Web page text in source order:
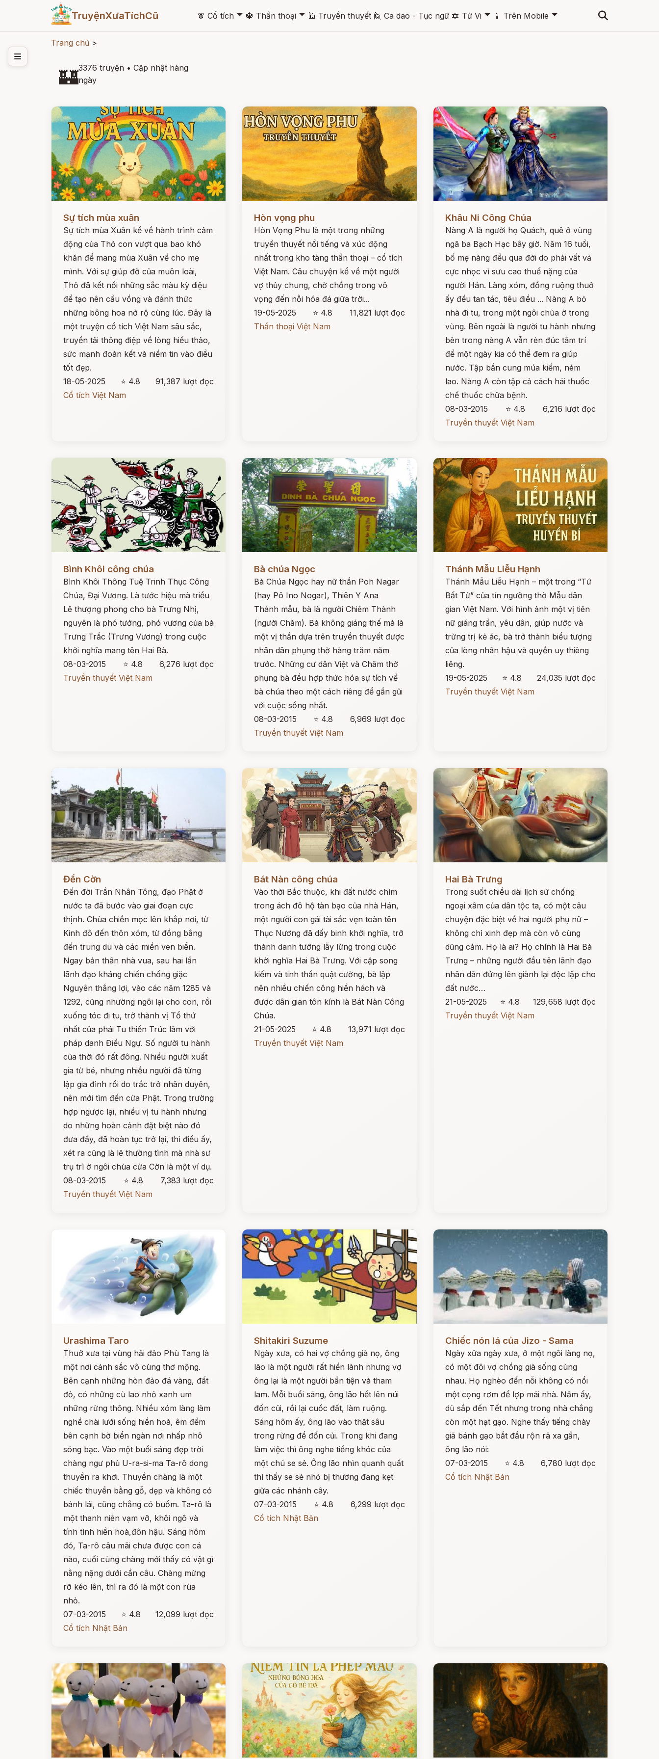
TruyệnXưaTíchCũ 🧚 Cổ tích 🞃 🔱 Thần thoại 🞃 🕌 Truyền thuyết 🙋 Ca dao - Tục ngữ 🔯 Tử Vi 🞃 📱 Trên Mobile 🞃
Trang chủ >
🏰3376 truyện • Cập nhật hàng
ngày
Sự tích mùa xuân
Sự tích mùa Xuân kể về hành trình cảm
động của Thỏ con vượt qua bao khó
khăn để mang mùa Xuân về cho mẹ
mình. Với sự giúp đỡ của muôn loài,
Thỏ đã kết nối những sắc màu kỳ diệu
để tạo nên cầu vồng và đánh thức
những bông hoa nở rộ cùng lúc. Đây là
một truyện cổ tích Việt Nam sâu sắc,
truyền tải thông điệp về lòng hiếu thảo,
sức mạnh đoàn kết và niềm tin vào điều
tốt đẹp.
18-05-2025
⭐ 4.8
91,387 lượt đọc
Cổ tích Việt Nam
Hòn vọng phu
Hòn Vọng Phu là một trong những
truyền thuyết nổi tiếng và xúc động
nhất trong kho tàng thần thoại – cổ tích
Việt Nam. Câu chuyện kể về một người
vợ thủy chung, chờ chồng trong vô
vọng đến nỗi hóa đá giữa trời...
19-05-2025
⭐ 4.8
11,821 lượt đọc
Thần thoại Việt Nam
Khâu Ni Công Chúa
Nàng A là người họ Quách, quê ở vùng
ngã ba Bạch Hạc bây giờ. Năm 16 tuổi,
bố mẹ nàng đều qua đời do phải vất vả
cực nhọc vì sưu cao thuế nặng của
người Hán. Làng xóm, đồng ruộng thuở
ấy đều tan tác, tiêu điều ... Nàng A bỏ
nhà đi tu, trong một ngôi chùa ở trong
vùng. Bên ngoài là người tu hành nhưng
bên trong nàng A vẫn rèn đúc tâm trí
để một ngày kia có thể đem ra giúp
nước. Tập bắn cung múa kiếm, ném
lao. Nàng A còn tập cả cách hái thuốc
chế thuốc chữa bệnh.
08-03-2015
⭐ 4.8
6,216 lượt đọc
Truyền thuyết Việt Nam
Bình Khôi công chúa
Bình Khôi Thông Tuệ Trinh Thục Công
Chúa, Đại Vương. Là tước hiệu mà triều
Lê thượng phong cho bà Trưng Nhị,
nguyên là phó tướng, phó vương của bà
Trưng Trắc (Trưng Vương) trong cuộc
khởi nghĩa mang tên Hai Bà.
08-03-2015
⭐ 4.8
6,276 lượt đọc
Truyền thuyết Việt Nam
Bà chúa Ngọc
Bà Chúa Ngọc hay nữ thần Poh Nagar
(hay Pô Ino Nogar), Thiên Y Ana
Thánh mẫu, bà là người Chiêm Thành
(người Chăm). Bà không giáng thế mà là
một vị thần dựa trên truyền thuyết được
nhân dân phụng thờ hàng trăm năm
trước. Những cư dân Việt và Chăm thờ
phụng bà đều hợp thức hóa sự tích về
bà chúa theo một cách riêng để gần gũi
với cuộc sống nhất.
08-03-2015
⭐ 4.8
6,969 lượt đọc
Truyền thuyết Việt Nam
Thánh Mẫu Liễu Hạnh
Thánh Mẫu Liễu Hạnh – một trong “Tứ
Bất Tử” của tín ngưỡng thờ Mẫu dân
gian Việt Nam. Với hình ảnh một vị tiên
nữ giáng trần, yêu dân, giúp nước và
trừng trị kẻ ác, bà trở thành biểu tượng
của lòng nhân hậu và quyền uy thiêng
liêng.
19-05-2025
⭐ 4.8
24,035 lượt đọc
Truyền thuyết Việt Nam
Đọc ngay
Đền Cờn
Đến đời Trần Nhân Tông, đạo Phật ở
nước ta đã bước vào giai đoạn cực
thịnh. Chùa chiền mọc lên khắp nơi, từ
Kinh đô đến thôn xóm, từ đồng bằng
đến trung du và các miền ven biển.
Ngay bản thân nhà vua, sau hai lần
lãnh đạo kháng chiến chống giặc
Nguyên thắng lợi, vào các năm 1285 và
1292, cũng nhường ngôi lại cho con, rồi
xuống tóc đi tu, trở thành vị Tổ thứ
nhất của phái Tu thiền Trúc lâm với
pháp danh Điều Ngự. Số người tu hành
của thời đó rất đông. Nhiều người xuất
gia từ bé, nhưng nhiều người đã từng
lập gia đình rồi do trắc trở nhân duyên,
nên mới tìm đến cửa Phật. Trong trường
hợp ngược lại, nhiều vị tu hành nhưng
do những hoàn cảnh đặt biệt nào đó
đưa đẩy, đã hoàn tục trở lại, thì điều ấy,
xét ra cũng là lẽ thường tình mà nhà sư
trụ trì ở ngôi chùa cửa Cờn là một ví dụ.
08-03-2015
⭐ 4.8
7,383 lượt đọc
Truyền thuyết Việt Nam
Bát Nàn công chúa
Vào thời Bắc thuộc, khi đất nước chìm
trong ách đô hộ tàn bạo của nhà Hán,
một người con gái tài sắc vẹn toàn tên
Thục Nương đã dấy binh khởi nghĩa, trở
thành danh tướng lẫy lừng trong cuộc
khởi nghĩa Hai Bà Trưng. Với cặp song
kiếm và tinh thần quật cường, bà lập
nên nhiều chiến công hiển hách và
được dân gian tôn kính là Bát Nàn Công
Chúa.
21-05-2025
⭐ 4.8
13,971 lượt đọc
Truyền thuyết Việt Nam
Hai Bà Trưng
Trong suốt chiều dài lịch sử chống
ngoại xâm của dân tộc ta, có một câu
chuyện đặc biệt về hai người phụ nữ –
không chỉ xinh đẹp mà còn vô cùng
dũng cảm. Họ là ai? Họ chính là Hai Bà
Trưng – những người đầu tiên lãnh đạo
nhân dân đứng lên giành lại độc lập cho
đất nước…
21-05-2025
⭐ 4.8
129,658 lượt đọc
Truyền thuyết Việt Nam
Urashima Taro
Thuở xưa tại vùng hải đảo Phù Tang là
một nơi cảnh sắc vô cùng thơ mộng.
Bên cạnh những hòn đảo đá vàng, đất
đỏ, có những cù lao nhỏ xanh um
những rừng thông. Nhiều xóm làng làm
nghề chài lưới sống hiền hoà, êm đềm
bên cạnh bờ biển ngàn nơi nhấp nhô
sóng bạc. Vào một buổi sáng đẹp trời
chàng ngư phủ U-ra-si-ma Ta-rô dong
thuyền ra khơi. Thuyền chàng là một
chiếc thuyền bằng gỗ, dẹp và không có
bánh lái, cũng chẳng có buồm. Ta-rô là
một thanh niên vạm vỡ, khôi ngô và
tính tình hiền hoà,đôn hậu. Sáng hôm
đó, Ta-rô câu mãi chưa được con cá
nào, cuối cùng chàng mới thấy có vật gì
nằng nặng dưới cần câu. Chàng mừng
rỡ kéo lên, thì ra đó là một con rùa
nhỏ.
07-03-2015
⭐ 4.8
12,099 lượt đọc
Cổ tích Nhật Bản
Shitakiri Suzume
Ngày xưa, có hai vợ chồng già nọ, ông
lão là một người rất hiền lành nhưng vợ
ông lại là một người bần tiện và tham
lam. Mỗi buổi sáng, ông lão hết lên núi
đốn củi, rồi lại cuốc đất, làm ruộng.
Sáng hôm ấy, ông lão vào thật sâu
trong rừng để đốn củi. Trong khi đang
làm việc thì ông nghe tiếng khóc của
một chú se sẻ. Ông lão nhìn quanh quất
thì thấy se sẻ nhỏ bị thương đang kẹt
giữa các nhánh cây.
07-03-2015
⭐ 4.8
6,299 lượt đọc
Cổ tích Nhật Bản
Đọc ngay
Chiếc nón lá của Jizo - Sama
Ngày xửa ngày xưa, ở một ngôi làng nọ,
có một đôi vợ chồng già sống cùng
nhau. Họ nghèo đến nỗi không có nổi
một cọng rơm để lợp mái nhà. Năm ấy,
dù sắp đến Tết nhưng trong nhà chẳng
còn một hạt gạo. Nghe thấy tiếng chày
giã bánh gạo bắt đầu rộn rã xa gần,
ông lão nói:
07-03-2015
⭐ 4.8
6,780 lượt đọc
Cổ tích Nhật Bản